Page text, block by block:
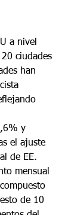
a nivel
ciudades
han
y
el ajuste
de EE.
mensual
de 10